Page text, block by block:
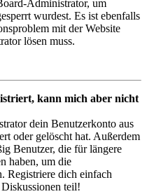
Administrator, um
wurdest. Es ist ebenfalls
mit der Website
lösen muss.
kann mich aber nicht
dein Benutzerkonto aus
oder gelöscht hat. Außerdem
Benutzer, die für längere
haben, um die
Registriere dich einfach
teil!